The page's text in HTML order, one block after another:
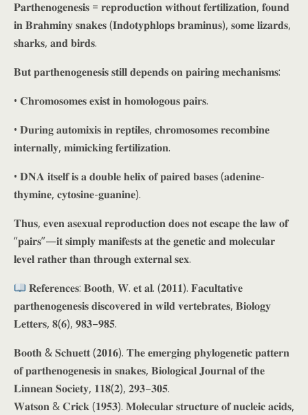
𝐏𝐚𝐫𝐭𝐡𝐞𝐧𝐨𝐠𝐞𝐧𝐞𝐬𝐢𝐬 = 𝐫𝐞𝐩𝐫𝐨𝐝𝐮𝐜𝐭𝐢𝐨𝐧 𝐰𝐢𝐭𝐡𝐨𝐮𝐭 𝐟𝐞𝐫𝐭𝐢𝐥𝐢𝐳𝐚𝐭𝐢𝐨𝐧, 𝐟𝐨𝐮𝐧𝐝
𝐢𝐧 𝐁𝐫𝐚𝐡𝐦𝐢𝐧𝐲 𝐬𝐧𝐚𝐤𝐞𝐬 (𝐈𝐧𝐝𝐨𝐭𝐲𝐩𝐡𝐥𝐨𝐩𝐬 𝐛𝐫𝐚𝐦𝐢𝐧𝐮𝐬), 𝐬𝐨𝐦𝐞 𝐥𝐢𝐳𝐚𝐫𝐝𝐬,
𝐬𝐡𝐚𝐫𝐤𝐬, 𝐚𝐧𝐝 𝐛𝐢𝐫𝐝𝐬.
𝐁𝐮𝐭 𝐩𝐚𝐫𝐭𝐡𝐞𝐧𝐨𝐠𝐞𝐧𝐞𝐬𝐢𝐬 𝐬𝐭𝐢𝐥𝐥 𝐝𝐞𝐩𝐞𝐧𝐝𝐬 𝐨𝐧 𝐩𝐚𝐢𝐫𝐢𝐧𝐠 𝐦𝐞𝐜𝐡𝐚𝐧𝐢𝐬𝐦𝐬:
• 𝐂𝐡𝐫𝐨𝐦𝐨𝐬𝐨𝐦𝐞𝐬 𝐞𝐱𝐢𝐬𝐭 𝐢𝐧 𝐡𝐨𝐦𝐨𝐥𝐨𝐠𝐨𝐮𝐬 𝐩𝐚𝐢𝐫𝐬.
• 𝐃𝐮𝐫𝐢𝐧𝐠 𝐚𝐮𝐭𝐨𝐦𝐢𝐱𝐢𝐬 𝐢𝐧 𝐫𝐞𝐩𝐭𝐢𝐥𝐞𝐬, 𝐜𝐡𝐫𝐨𝐦𝐨𝐬𝐨𝐦𝐞𝐬 𝐫𝐞𝐜𝐨𝐦𝐛𝐢𝐧𝐞
𝐢𝐧𝐭𝐞𝐫𝐧𝐚𝐥𝐥𝐲, 𝐦𝐢𝐦𝐢𝐜𝐤𝐢𝐧𝐠 𝐟𝐞𝐫𝐭𝐢𝐥𝐢𝐳𝐚𝐭𝐢𝐨𝐧.
• 𝐃𝐍𝐀 𝐢𝐭𝐬𝐞𝐥𝐟 𝐢𝐬 𝐚 𝐝𝐨𝐮𝐛𝐥𝐞 𝐡𝐞𝐥𝐢𝐱 𝐨𝐟 𝐩𝐚𝐢𝐫𝐞𝐝 𝐛𝐚𝐬𝐞𝐬 (𝐚𝐝𝐞𝐧𝐢𝐧𝐞-
𝐭𝐡𝐲𝐦𝐢𝐧𝐞, 𝐜𝐲𝐭𝐨𝐬𝐢𝐧𝐞-𝐠𝐮𝐚𝐧𝐢𝐧𝐞).
𝐓𝐡𝐮𝐬, 𝐞𝐯𝐞𝐧 𝐚𝐬𝐞𝐱𝐮𝐚𝐥 𝐫𝐞𝐩𝐫𝐨𝐝𝐮𝐜𝐭𝐢𝐨𝐧 𝐝𝐨𝐞𝐬 𝐧𝐨𝐭 𝐞𝐬𝐜𝐚𝐩𝐞 𝐭𝐡𝐞 𝐥𝐚𝐰 𝐨𝐟
“𝐩𝐚𝐢𝐫𝐬”—𝐢𝐭 𝐬𝐢𝐦𝐩𝐥𝐲 𝐦𝐚𝐧𝐢𝐟𝐞𝐬𝐭𝐬 𝐚𝐭 𝐭𝐡𝐞 𝐠𝐞𝐧𝐞𝐭𝐢𝐜 𝐚𝐧𝐝 𝐦𝐨𝐥𝐞𝐜𝐮𝐥𝐚𝐫
𝐥𝐞𝐯𝐞𝐥 𝐫𝐚𝐭𝐡𝐞𝐫 𝐭𝐡𝐚𝐧 𝐭𝐡𝐫𝐨𝐮𝐠𝐡 𝐞𝐱𝐭𝐞𝐫𝐧𝐚𝐥 𝐬𝐞𝐱.
𝐑𝐞𝐟𝐞𝐫𝐞𝐧𝐜𝐞𝐬: 𝐁𝐨𝐨𝐭𝐡, 𝐖. 𝐞𝐭 𝐚𝐥. (𝟐𝟎𝟏𝟏). 𝐅𝐚𝐜𝐮𝐥𝐭𝐚𝐭𝐢𝐯𝐞
𝐩𝐚𝐫𝐭𝐡𝐞𝐧𝐨𝐠𝐞𝐧𝐞𝐬𝐢𝐬 𝐝𝐢𝐬𝐜𝐨𝐯𝐞𝐫𝐞𝐝 𝐢𝐧 𝐰𝐢𝐥𝐝 𝐯𝐞𝐫𝐭𝐞𝐛𝐫𝐚𝐭𝐞𝐬, 𝐁𝐢𝐨𝐥𝐨𝐠𝐲
𝐋𝐞𝐭𝐭𝐞𝐫𝐬, 𝟖(𝟔), 𝟗𝟖𝟑–𝟗𝟖𝟓.
𝐁𝐨𝐨𝐭𝐡 & 𝐒𝐜𝐡𝐮𝐞𝐭𝐭 (𝟐𝟎𝟏𝟔). 𝐓𝐡𝐞 𝐞𝐦𝐞𝐫𝐠𝐢𝐧𝐠 𝐩𝐡𝐲𝐥𝐨𝐠𝐞𝐧𝐞𝐭𝐢𝐜 𝐩𝐚𝐭𝐭𝐞𝐫𝐧
𝐨𝐟 𝐩𝐚𝐫𝐭𝐡𝐞𝐧𝐨𝐠𝐞𝐧𝐞𝐬𝐢𝐬 𝐢𝐧 𝐬𝐧𝐚𝐤𝐞𝐬, 𝐁𝐢𝐨𝐥𝐨𝐠𝐢𝐜𝐚𝐥 𝐉𝐨𝐮𝐫𝐧𝐚𝐥 𝐨𝐟 𝐭𝐡𝐞
𝐋𝐢𝐧𝐧𝐞𝐚𝐧 𝐒𝐨𝐜𝐢𝐞𝐭𝐲, 𝟏𝟏𝟖(𝟐), 𝟐𝟗𝟑–𝟑𝟎𝟓.
𝐖𝐚𝐭𝐬𝐨𝐧 & 𝐂𝐫𝐢𝐜𝐤 (𝟏𝟗𝟓𝟑). 𝐌𝐨𝐥𝐞𝐜𝐮𝐥𝐚𝐫 𝐬𝐭𝐫𝐮𝐜𝐭𝐮𝐫𝐞 𝐨𝐟 𝐧𝐮𝐜𝐥𝐞𝐢𝐜 𝐚𝐜𝐢𝐝𝐬,